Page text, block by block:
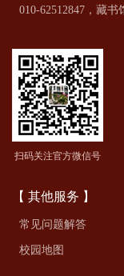
010-62512847，藏
扫码关注官方微信号
【 其他服务 】
常见问题解答
校园地图